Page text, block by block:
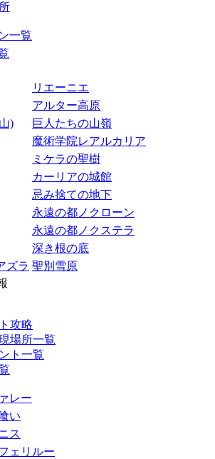
一覧
リエーニエ
アルター高原
)
巨人たちの山嶺
魔術学院レアルカリア
ミケラの聖樹
カーリアの城館
忌み捨ての地下
永遠の都ノクローン
永遠の都ノクステラ
深き根の底
ズラ 聖別雪原
攻略
場所一覧
ト一覧
レー
い
ス
ェリルー